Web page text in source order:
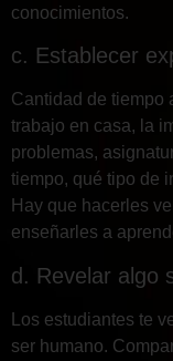
conocimientos.
c. Establecer
Cantidad de tiempo
trabajo en casa, la
problemas,
tiempo, qué tipo de
Hay que hacerles
enseñarles a
d. Revelar algo
Los estudiantes te
ser humano.